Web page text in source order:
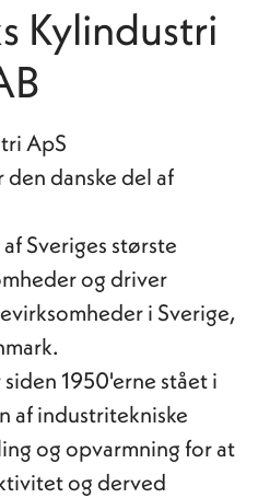
Kylindustri
ApS
den danske del af
Sveriges største
og driver
i Sverige,
1950'erne stået i
af industritekniske
og opvarmning for at
og derved